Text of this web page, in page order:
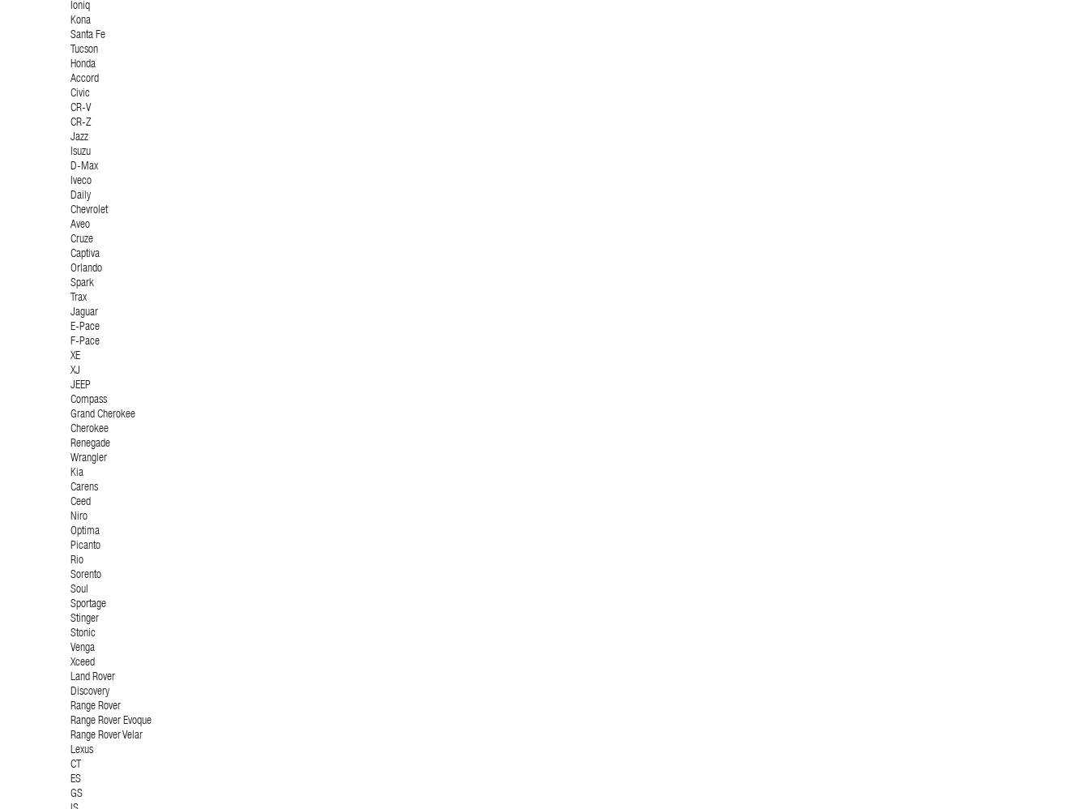
Ioniq
Kona
Santa Fe
Tucson
Honda
Accord
Civic
CR-V
CR-Z
Jazz
Isuzu
D-Max
Iveco
Daily
Chevrolet
Aveo
Cruze
Captiva
Orlando
Spark
Trax
Jaguar
E-Pace
F-Pace
XE
XJ
JEEP
Compass
Grand Cherokee
Cherokee
Renegade
Wrangler
Kia
Carens
Ceed
Niro
Optima
Picanto
Rio
Sorento
Soul
Sportage
Stinger
Stonic
Venga
Xceed
Land Rover
Discovery
Range Rover
Range Rover Evoque
Range Rover Velar
Lexus
CT
ES
GS